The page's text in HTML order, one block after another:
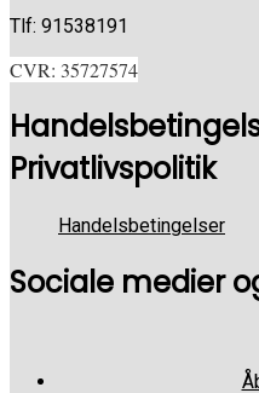
Tlf: 91538191
CVR: 35727574
Privatlivspolitik
Handelsbetingelser
Sociale medier